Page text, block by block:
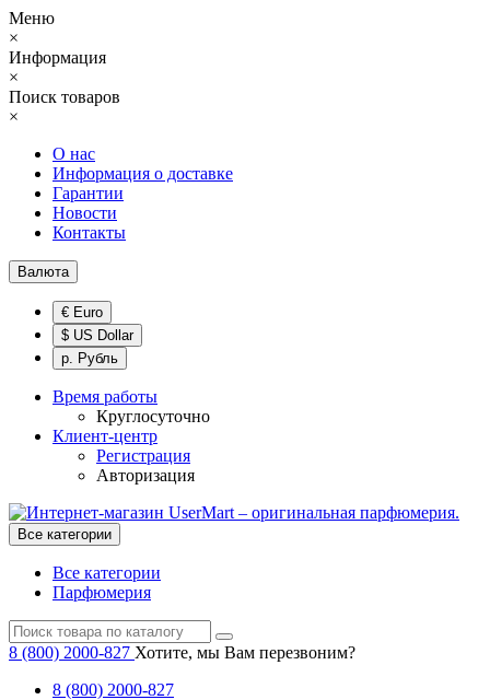
Меню
×
Информация
×
Поиск товаров
×
О нас
Информация о доставке
Гарантии
Новости
Контакты
Валюта
€ Euro
$ US Dollar
р. Рубль
Время работы
Круглосуточно
Клиент-центр
Регистрация
Авторизация
Все категории
Все категории
Парфюмерия
8 (800) 2000-827 Хотите, мы Вам перезвоним?
8 (800) 2000-827